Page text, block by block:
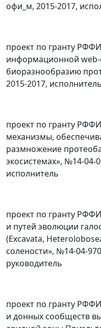
офи_м, 2015-2017,
проект по гранту
информационной
биоразнообразию
2015-2017, исполнитель
проект по гранту
механизмы,
размножение
экосистемах», №14-04-
исполнитель
проект по гранту
и путей эволюции
(Excavata,
солености», №14-04-
руководитель
проект по гранту
и донных сообществ